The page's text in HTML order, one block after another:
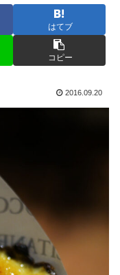
はてブ
コピー
2016.09.20